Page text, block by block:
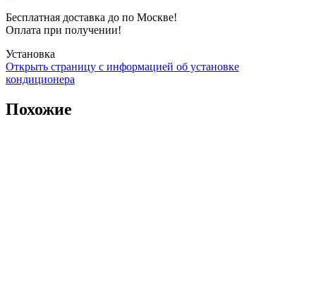
Бесплатная доставка до по Москве!
Оплата при получении!
Установка
Открыть страницу с информацией об установке
кондиционера
Похожие